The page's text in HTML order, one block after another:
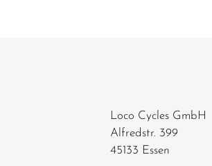
Loco Cycles GmbH
Alfredstr. 399
45133 Essen